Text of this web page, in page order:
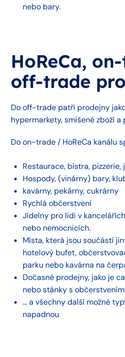
nebo bary.
HoReCa,
off-trade
Do off-trade patří prodejny
hypermarkety, smíšené zboží a
Do on-trade / HoReCa kanálu
Restaurace, bistra, pizzerie,
Hospody, (vinárny) bary,
kavárny, pekárny, cukrárny
Rychlá občerstvení
Jídelny pro lidi v
nebo nemocnicích.
Místa, která jsou součástí
hotelový bufet,
parku nebo kavárna na
Dočasné prodejny, jako je
nebo stánky s
... a všechny další možné
napadnou